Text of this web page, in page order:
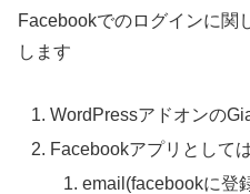
Facebookでのログインに関
します
WordPressアドオンの
Facebookアプリとして
email(facebookに登